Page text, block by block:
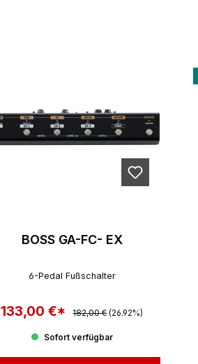
BOSS GA-FC- EX
6-Pedal Fußschalter
Verkaufspreis:
133,00 €* Regulärer Preis:
182,00 € (26.92%)
Sofort verfügbar